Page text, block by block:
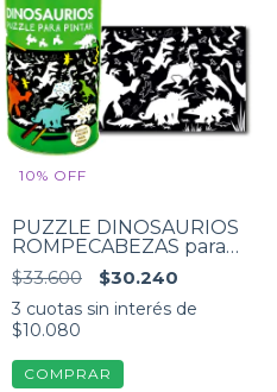
10% OFF
PUZZLE DINOSAURIOS
ROMPECABEZAS para
pintar 70 PIEZAS
$33.600 $30.240
3 cuotas sin interés de
$10.080